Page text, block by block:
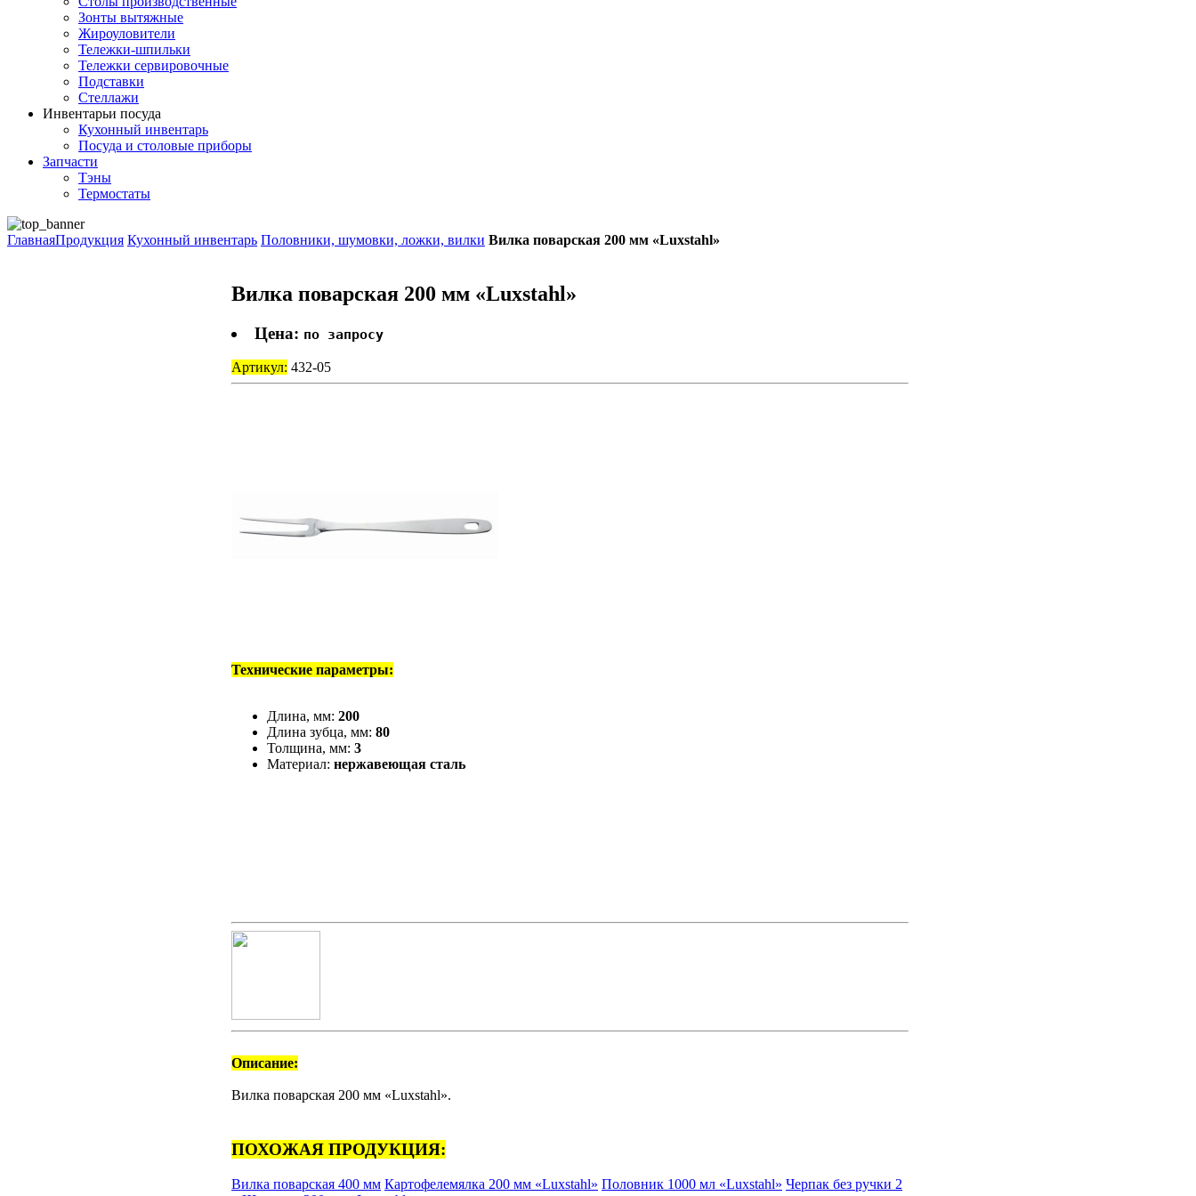
Зонты вытяжные
Жироуловители
Тележки-шпильки
Тележки сервировочные
Подставки
Стеллажи
Инвентарьи посуда
Кухонный инвентарь
Посуда и столовые приборы
Запчасти
Тэны
Термостаты
ГлавнаяПродукция Кухонный инвентарь Половники, шумовки, ложки, вилки Вилка поварская 200 мм «Luxstahl»
Вилка поварская 200 мм «Luxstahl»
Цена: по запросу
Артикул: 432-05
Технические параметры:
Длина, мм: 200
Длина зубца, мм: 80
Толщина, мм: 3
Материал: нержавеющая сталь
Описание:
Вилка поварская 200 мм «Luxstahl».
ПОХОЖАЯ ПРОДУКЦИЯ:
Вилка поварская 400 мм Картофелемялка 200 мм «Luxstahl» Половник 1000 мл «Luxstahl» Черпак без ручки 2